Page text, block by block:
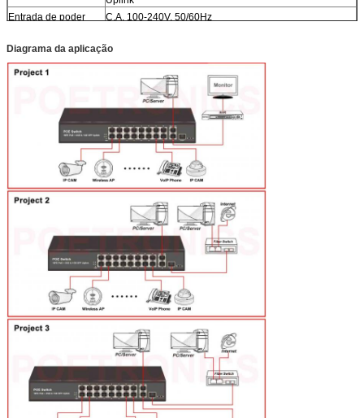
Entrada de poder
C.A. 100-240V, 50/60Hz
cada único porto
De intercâmbio de
dados
Ponto de entrada: 10/100Mbps, Uplink:
10/100/1000Mbps, loja e interruptor dianteiro
20G, 4K
Atribuição do
poder/dados
Poder: o pino 1,2" +”, fixa 3,6" -”; Dados: pino 1,2,3,6
Ambiente ambiental Temperatura de funcionamento: 0~40℃
Armazenando a temperatura: -40~70℃
Umidade de funcionamento: RH de 10%~90%,
nenhuma condensação
Armazenando a umidade: RH de 5%~90%, nenhuma
condensação
Protocolo de rede
Protocolo do controle de acesso de mídia dos ethernet
de IEEE 802,3
Ethernet do 10BaseT de IEEE 802.3i
IEEE 802.3u 100BASE-TX jejua ethernet
IEEE 802.3z 1000BASE-X Gigabit Ethernet
Poder de IEEE 802.3af/at sobre pares ou dispositivo do
IEEE 802.3x flui controle
Ethernet 10Mbps metade-frente e verso, 20Mbps
Diagrama da aplicação